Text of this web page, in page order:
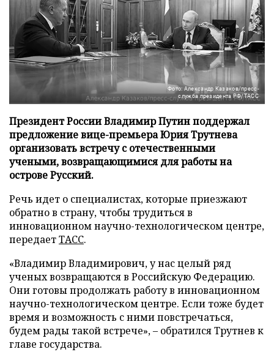
Фото: Александр Казаков/пресс-
служба президента РФ/ТАСС
Президент России Владимир Путин поддержал
предложение вице-премьера Юрия Трутнева
организовать встречу с отечественными
учеными, возвращающимися для работы на
острове Русский.
Речь идет о специалистах, которые приезжают
обратно в страну, чтобы трудиться в
инновационном научно-технологическом центре,
передаетТАСС.
«Владимир Владимирович, у нас целый ряд
ученых возвращаются в Российскую Федерацию.
Они готовы продолжать работу в инновационном
научно-технологическом центре. Если тоже будет
время и возможность с ними повстречаться,
будем рады такой встрече», – обратился Трутнев к
главе государства.